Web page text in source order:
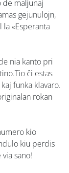
de maljunaj
gejunulojn,
«Esperanta
nia kanto pri
ĉi estas
funka klavaro.
rokan
kio
kiu perdis
sano!